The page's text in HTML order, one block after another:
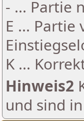
- ... Partie
E ...
K ...
Hinweis2
und sind